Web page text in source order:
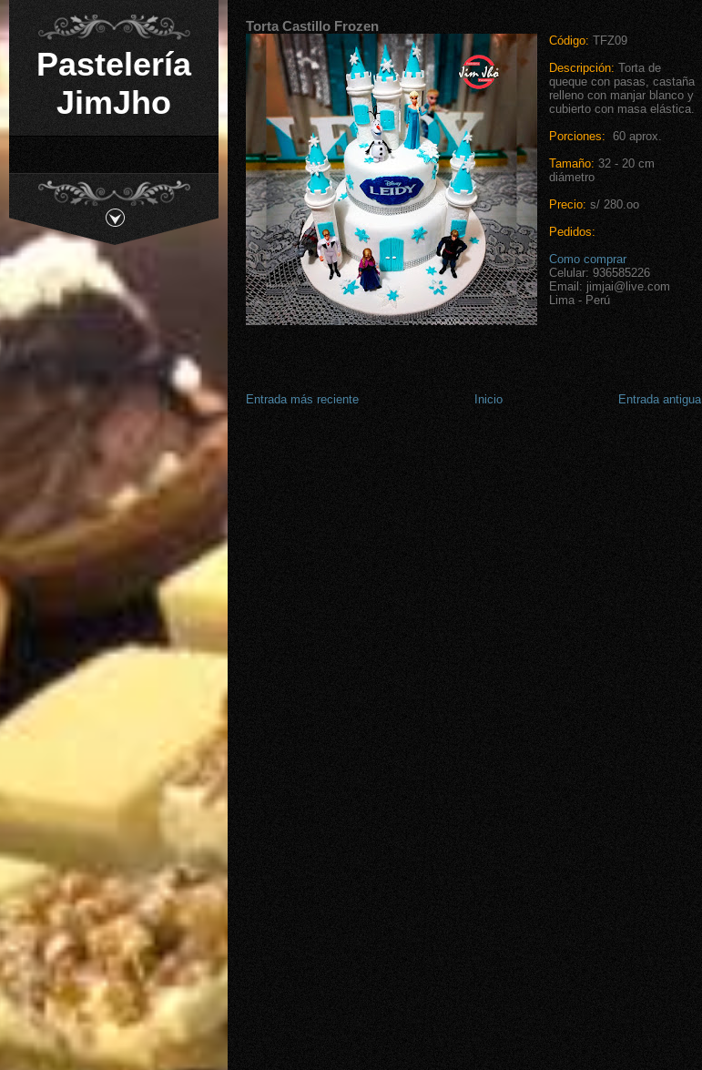
Pastelería
JimJho
Torta Castillo Frozen
Código: TFZ09
Descripción: Torta de
queque con pasas, castaña
relleno con manjar blanco y
cubierto con masa elástica.
Porciones: 60 aprox.
Tamaño: 32 - 20 cm
diámetro
Precio: s/ 280.oo
Pedidos:
Como comprar
Celular: 936585226
Email: jimjai@live.com
Lima - Perú
Entrada más reciente Entrada antigua
Inicio